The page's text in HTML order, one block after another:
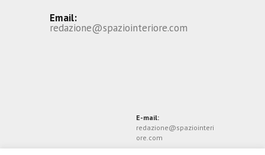
Email:
redazione@spaziointeriore.com
E-mail:
redazione@spaziointeri
ore.com